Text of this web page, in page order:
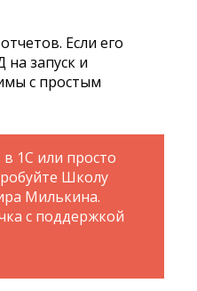
Если его
запуск и
с простым
1С или просто
Школу
Милькина.
с поддержкой